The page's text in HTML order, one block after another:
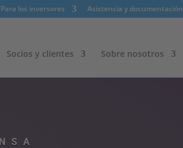
Para los inversores Asistencia y documentación
Socios y clientes Sobre nosotros​